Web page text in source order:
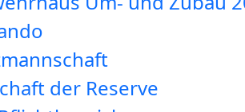
der Reserve